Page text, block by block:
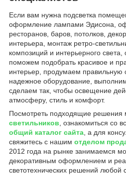
Если вам нужна подсветка
оформление лампами Эдисона,
ресторанов, баров, потолков,
интерьера, монтаж ретро-
композиций и интерьерного
поможем подобрать красивое и
интерьер, продумаем правильную
надежное оборудование,
сделаем так, чтобы освещение
атмосферу, стиль и комфорт.
Посмотреть подходящие решения
светильников , ознакомиться со
общий каталог сайта , а для
свяжитесь с нашим отделом
2012 года на рынке занимаемся
декоративным оформлением и
светотехнических решений любой